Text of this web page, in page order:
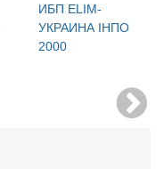
ИБП ELIM-
УКРАИНА ІНПО
2000